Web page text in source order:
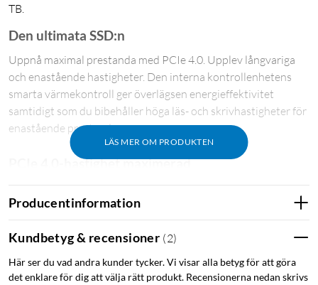
TB.
LÄS MER OM PRODUKTEN
Den ultimata SSD:n
Uppnå maximal prestanda med PCIe 4.0. Upplev långvariga
och enastående hastigheter. Den interna kontrollenhetens
smarta värmekontroll ger överlägsen energieffektivitet
samtidigt som du bibehåller höga läs- och skrivhastigheter för
enastående prestanda.
PCIe 4.0-hastighet maximerad
Enorm hastighetsboost. 40% och 55% snabbare
slumpmässiga läs-/skrivhastigheter än 980 PRO – upp till
1400K/1550K IOPS, medan sekventiella läs-/skrivhastigheter
upp till 7450/6900 MB/s når nära maxprestanda för PCIe 4.0.
Flyg högt i spel, video- och 3D-redigering, dataanalys med
mera.
Producentinformation
Kundbetyg & recensioner (2)
Här ser du vad andra kunder tycker. Vi visar alla betyg för att göra
det enklare för dig att välja rätt produkt. Recensionerna nedan skrivs